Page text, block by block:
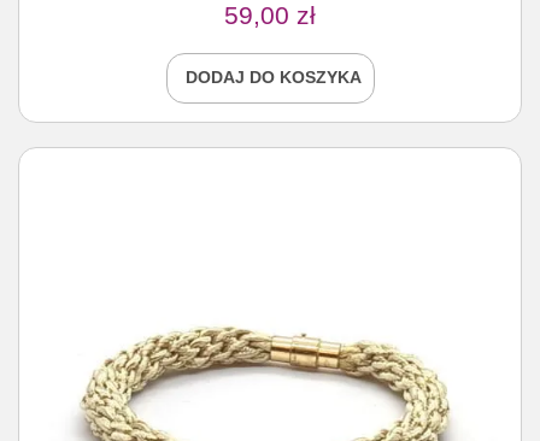
59,00 zł
DODAJ DO KOSZYKA